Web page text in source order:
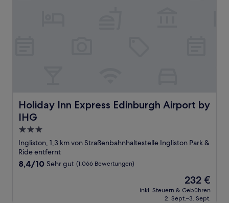
Holiday Inn Express Edinburgh Airport by
IHG
Holiday Inn Express Edinburgh Airport by IHG
3.0-
Sterne-
Unterkunft
Ingliston, 1,3 km von Straßenbahnhaltestelle Ingliston Park &
Ride entfernt
8.4
8,4/10 Sehr gut (1.066 Bewertungen)
Der
Preis
beträgt
232 €
inkl. Steuern & Gebühren
2. Sept.–3. Sept.